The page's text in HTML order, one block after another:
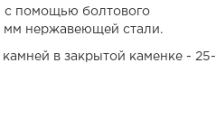
с помощью болтового
мм нержавеющей стали.
в закрытой каменке - 25-